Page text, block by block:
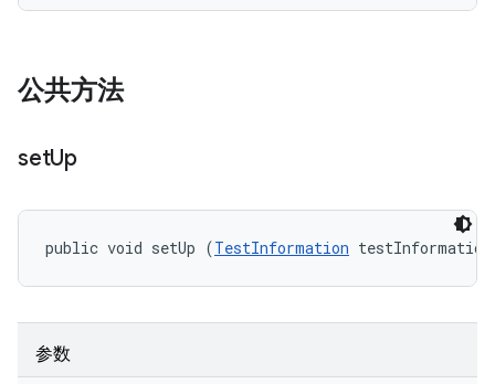
公共方法
setUp
public void setUp (TestInformation
参数